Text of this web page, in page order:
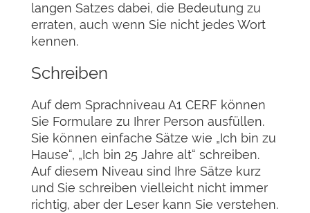
langen Satzes dabei, die Bedeutung zu
erraten, auch wenn Sie nicht jedes Wort
kennen.
Schreiben
Auf dem Sprachniveau A1 CERF können
Sie Formulare zu Ihrer Person ausfüllen.
Sie können einfache Sätze wie „Ich bin zu
Hause“, „Ich bin 25 Jahre alt“ schreiben.
Auf diesem Niveau sind Ihre Sätze kurz
und Sie schreiben vielleicht nicht immer
richtig, aber der Leser kann Sie verstehen.